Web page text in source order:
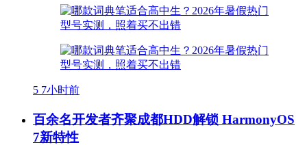
5 7小时前
百余名开发者齐聚成都HDD解锁 HarmonyOS
7新特性